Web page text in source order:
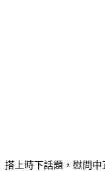
搭上時下話題，慰問